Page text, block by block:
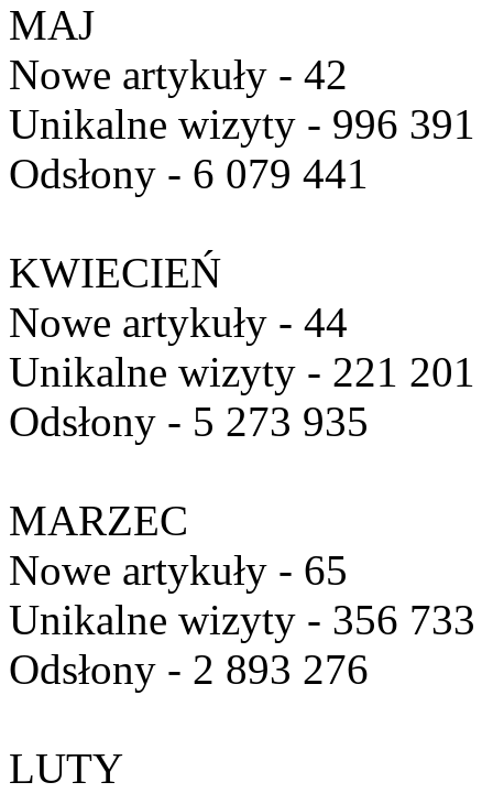
MAJ
Nowe artykuły - 42
Unikalne wizyty - 996 391
Odsłony - 6 079 441
KWIECIEŃ
Nowe artykuły - 44
Unikalne wizyty - 221 201
Odsłony - 5 273 935
MARZEC
Nowe artykuły - 65
Unikalne wizyty - 356 733
Odsłony - 2 893 276
LUTY